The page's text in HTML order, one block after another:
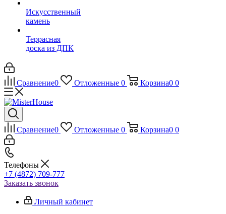
Искусственный
камень
Террасная
доска из ДПК
Сравнение0 Отложенные 0 Корзина0 0
Сравнение0 Отложенные 0 Корзина0 0
Телефоны
+7 (4872) 709-777
Заказать звонок
Личный кабинет